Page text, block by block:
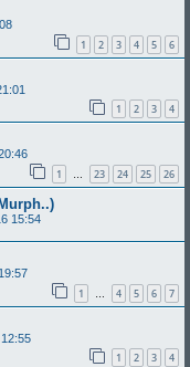
1 2 3 4 5 6
1 2 3 4
1 … 23 24 25 26
15:54
1 … 4 5 6 7
1 2 3 4